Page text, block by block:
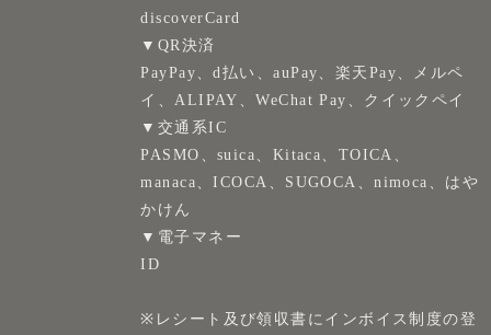
discoverCard
▼QR決済
PayPay、d払い、auPay、楽天Pay、メルペ
イ、ALIPAY、WeChat Pay、クイックペイ
▼交通系IC
PASMO、suica、Kitaca、TOICA、
manaca、ICOCA、SUGOCA、nimoca、はや
かけん
▼電子マネー
ID
※レシート及び領収書にインボイス制度の登